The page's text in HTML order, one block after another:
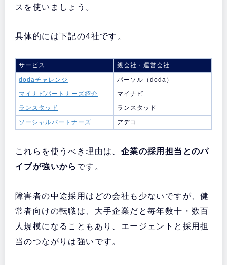
スを使いましょう。
具体的には下記の4社です。
サービス
親会社・運営会社
dodaチャレンジ
パーソル（doda）
マイナビパートナーズ紹介
マイナビ
ランスタッド
ランスタッド
ソーシャルパートナーズ
アデコ
これらを使うべき理由は、 企業の採用担当とのパ
イプが強いから です。
障害者の中途採用はどの会社も少ないですが、健
常者向けの転職は、大手企業だと毎年数十・数百
人規模になることもあり、エージェントと採用担
当のつながりは強いです。